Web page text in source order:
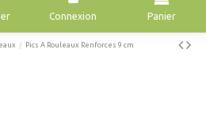
Connexion Panier
Pics A Rouleaux Renforces 9 cm